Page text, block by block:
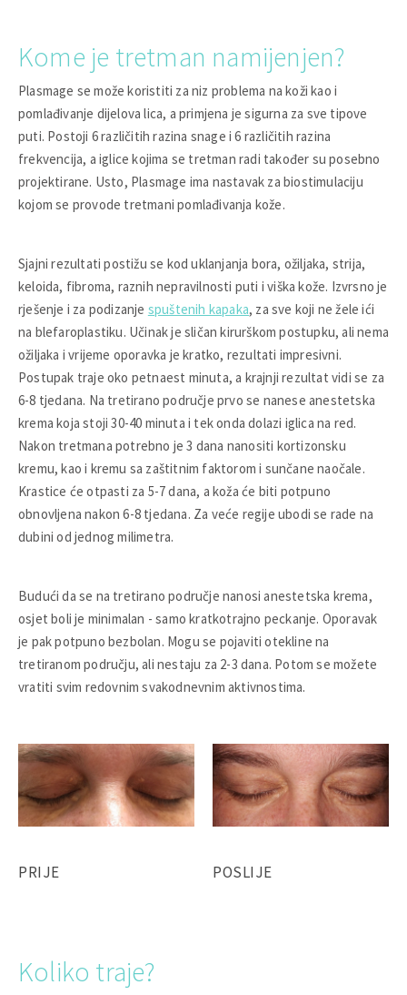
Kome je tretman namijenjen?
Plasmage se može koristiti za niz problema na koži kao i
pomlađivanje dijelova lica, a primjena je sigurna za sve tipove
puti. Postoji 6 različitih razina snage i 6 različitih razina
frekvencija, a iglice kojima se tretman radi također su posebno
projektirane. Usto, Plasmage ima nastavak za biostimulaciju
kojom se provode tretmani pomlađivanja kože.
Sjajni rezultati postižu se kod uklanjanja bora, ožiljaka, strija,
keloida, fibroma, raznih nepravilnosti puti i viška kože. Izvrsno je
rješenje i za podizanje spuštenih kapaka, za sve koji ne žele ići
na blefaroplastiku. Učinak je sličan kirurškom postupku, ali nema
ožiljaka i vrijeme oporavka je kratko, rezultati impresivni.
Postupak traje oko petnaest minuta, a krajnji rezultat vidi se za
6-8 tjedana. Na tretirano područje prvo se nanese anestetska
krema koja stoji 30-40 minuta i tek onda dolazi iglica na red.
Nakon tretmana potrebno je 3 dana nanositi kortizonsku
kremu, kao i kremu sa zaštitnim faktorom i sunčane naočale.
Krastice će otpasti za 5-7 dana, a koža će biti potpuno
obnovljena nakon 6-8 tjedana. Za veće regije ubodi se rade na
dubini od jednog milimetra.
Budući da se na tretirano područje nanosi anestetska krema,
osjet boli je minimalan - samo kratkotrajno peckanje. Oporavak
je pak potpuno bezbolan. Mogu se pojaviti otekline na
tretiranom području, ali nestaju za 2-3 dana. Potom se možete
vratiti svim redovnim svakodnevnim aktivnostima.
PRIJE POSLIJE
Koliko traje?